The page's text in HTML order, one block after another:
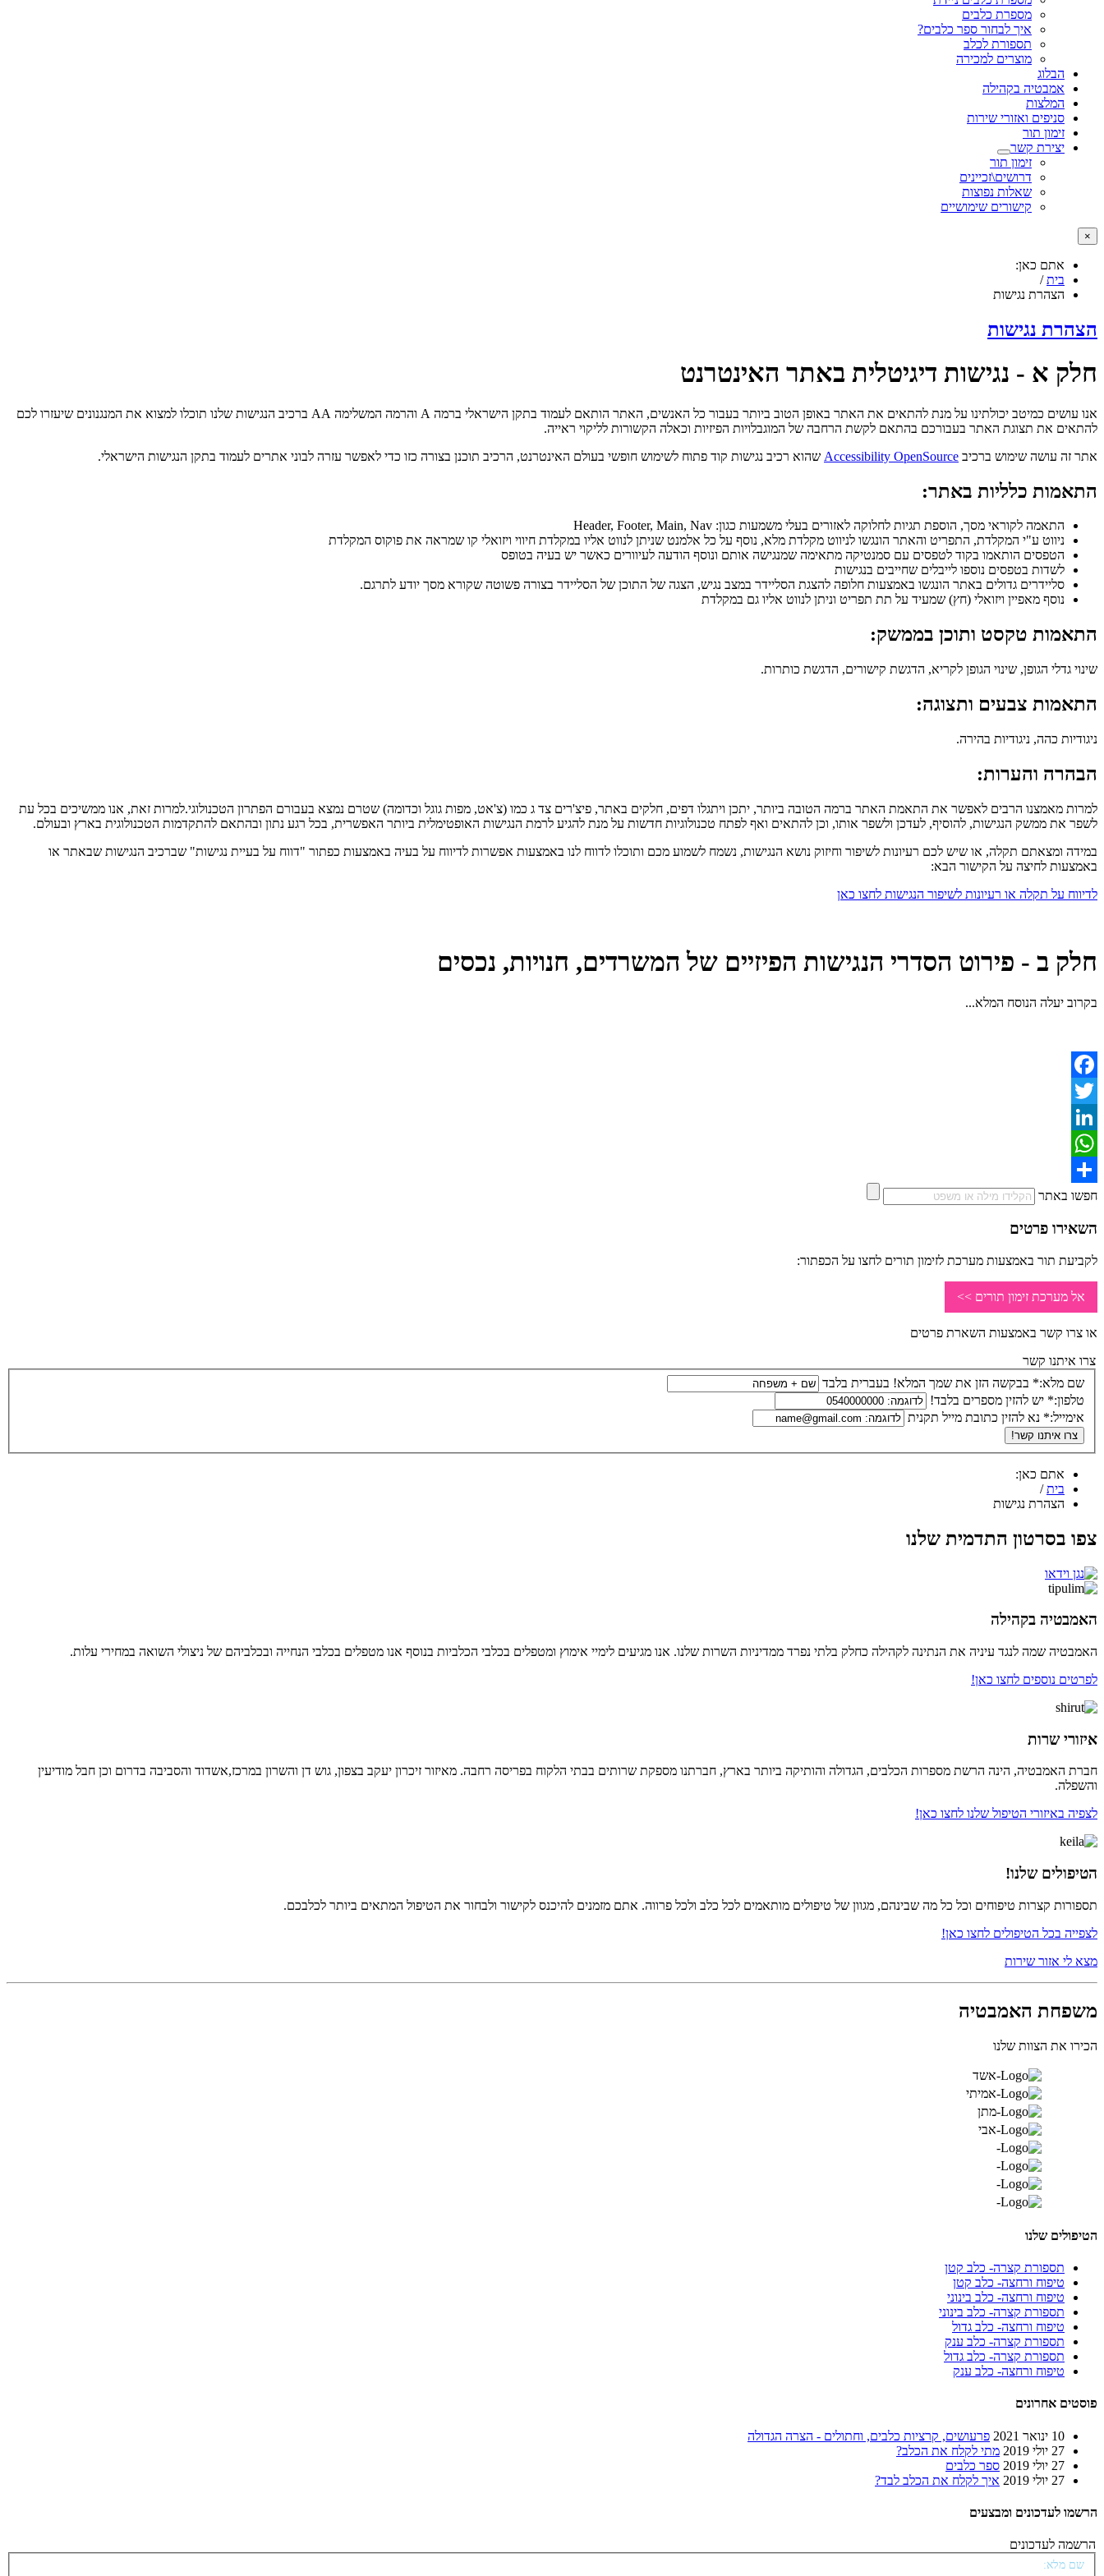
מספרת כלבים
איך לבחור ספר כלבים?
תספורת לכלב
מוצרים למכירה
הבלוג
אמבטיה בקהילה
המלצות
סניפים ואזורי שירות
זימון תור
יצירת קשר
זימון תור
דרושים\זכיינים
שאלות נפוצות
קישורים שימושיים
×
אתם כאן:
בית /
הצהרת נגישות
הצהרת נגישות
חלק א - נגישות דיגיטלית באתר האינטרנט
אנו עושים כמיטב יכולתינו על מנת להתאים את האתר באופן הטוב ביותר בעבור כל האנשים, האתר הותאם לעמוד בתקן הישראלי ברמה A והרמה המשלימה AA ברכיב הנגישות שלנו תוכלו למצוא את המנגנונים שיעזרו לכם
להתאים את תצוגת האתר בעבורכם בהתאם לקשת הרחבה של המוגבלויות הפיזיות וכאלה הקשורות לליקוי ראייה.
אתר זה עושה שימוש ברכיב Accessibility OpenSource שהוא רכיב נגישות קוד פתוח לשימוש חופשי בעולם האינטרנט, הרכיב תוכנן בצורה כזו כדי לאפשר עזרה לבוני אתרים לעמוד בתקן הנגישות הישראלי.
התאמות כלליות באתר:
התאמה לקוראי מסך, הוספת תגיות לחלוקה לאזורים בעלי משמעות כגון: Header, Footer, Main, Nav
ניווט ע"י המקלדת, התפריט והאתר הונגשו לניווט מקלדת מלא, נוסף על כל אלמנט שניתן לנווט אליו במקלדת חיווי ויזואלי קו שמראה את פוקוס המקלדת
הטפסים הותאמו בקוד לטפסים עם סמנטיקה מתאימה שמנגישה אותם ונוסף הודעה לעיוורים כאשר יש בעיה בטופס
לשדות בטפסים נוספו לייבלים שחייבים בנגישות
סליידרים גדולים באתר הונגשו באמצעות חלופה להצגת הסליידר במצב נגיש, הצגה של התוכן של הסליידר בצורה פשוטה שקורא מסך יודע לתרגם.
נוסף מאפיין ויזואלי (חץ) שמעיד על תת תפריט וניתן לנווט אליו גם במקלדת
התאמות טקסט ותוכן בממשק:
שינוי גדלי הגופן, שינוי הגופן לקריא, הדגשת קישורים, הדגשת כותרות.
התאמות צבעים ותצוגה:
ניגודיות כהה, ניגודיות בהירה.
הבהרה והערות:
למרות מאמצנו הרבים לאפשר את התאמת האתר ברמה הטובה ביותר, יתכן ויתגלו דפים, חלקים באתר, פיצ'רים צד ג כמו (צ'אט, מפות גוגל וכדומה) שטרם נמצא בעבורם הפתרון הטכנולוגי.למרות זאת, אנו ממשיכים בכל עת
לשפר את ממשק הנגישות, להוסיף, לעדכן ולשפר אותו, וכן להתאים ואף לפתח טכנולוגיות חדשות על מנת להגיע לרמת הנגישות האופטימלית ביותר האפשרית, בכל רגע נתון ובהתאם להתקדמות הטכנולוגית בארץ ובעולם.
במידה ומצאתם תקלה, או שיש לכם רעיונות לשיפור וחיזוק נושא הנגישות, נשמח לשמוע מכם ותוכלו לדווח לנו באמצעות אפשרות לדיווח על בעיה באמצעות כפתור "דווח על בעיית נגישות" שברכיב הנגישות שבאתר או
באמצעות לחיצה על הקישור הבא:
לדיווח על תקלה או רעיונות לשיפור הנגישות לחצו כאן
חלק ב - פירוט הסדרי הנגישות הפיזיים של המשרדים, חנויות, נכסים
בקרוב יעלה הנוסח המלא...
Facebook
Twitter
LinkedIn
WhatsApp
Share
חפשו באתר
השאירו פרטים
לקביעת תור באמצעות מערכת לזימון תורים לחצו על הכפתור:
אל מערכת זימון תורים >>
או צרו קשר באמצעות השארת פרטים
צרו איתנו קשר
שם מלא:* בבקשה הזן את שמך המלא! בעברית בלבד
טלפון:* יש להזין מספרים בלבד!
אימייל:* נא להזין כתובת מייל תקנית
אתם כאן:
בית /
הצהרת נגישות
צפו בסרטון התדמית שלנו
האמבטיה בקהילה
האמבטיה שמה לנגד עיניה את הנתינה לקהילה כחלק בלתי נפרד ממדיניות השרות שלנו. אנו מגיעים לימיי אימוץ ומטפלים בכלבי הכלביות בנוסף אנו מטפלים בכלבי הנחייה ובכלביהם של ניצולי השואה במחירי עלות.
לפרטים נוספים לחצו כאן!
איזורי שרות
חברת האמבטיה, הינה הרשת מספרות הכלבים, הגדולה והותיקה ביותר בארץ, חברתנו מספקת שרותים בבתי הלקוח בפריסה רחבה. מאיזור זיכרון יעקב בצפון, גוש דן והשרון במרכז,אשדוד והסביבה בדרום וכן חבל מודיעין
והשפלה.
לצפיה באיזורי הטיפול שלנו לחצו כאן!
הטיפולים שלנו!
תספורות קצרות טיפוחים וכל כל מה שבינהם, מגוון של טיפולים מותאמים לכל כלב ולכל פרווה. אתם מזמנים להיכנס לקישור ולבחור את הטיפול המתאים ביותר לכלבכם.
לצפייה בכל הטיפולים לחצו כאן!
מצא לי אזור שירות
משפחת האמבטיה
הכירו את הצוות שלנו
הטיפולים שלנו
תספורת קצרה- כלב קטן
טיפוח ורחצה- כלב קטן
טיפוח ורחצה- כלב בינוני
תספורת קצרה- כלב בינוני
טיפוח ורחצה- כלב גדול
תספורת קצרה- כלב ענק
תספורת קצרה- כלב גדול
טיפוח ורחצה- כלב ענק
פוסטים אחרונים
10 ינואר 2021
פרעושים, קרציות כלבים, וחתולים - הצרה הגדולה
27 יולי 2019
מתי לקלח את הכלב?
27 יולי 2019
ספר כלבים
27 יולי 2019
איך לקלח את הכלב לבד?
הרשמו לעדכונים ומבצעים
הרשמה לעדכונים
שם מלא: